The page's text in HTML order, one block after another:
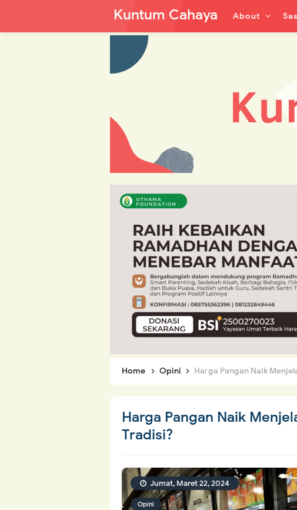
Kuntum Cahaya About
Home Opini Harga Pangan Naik
Harga Pangan Naik
Tradisi?
Opini
Jumat, Maret 22, 2024